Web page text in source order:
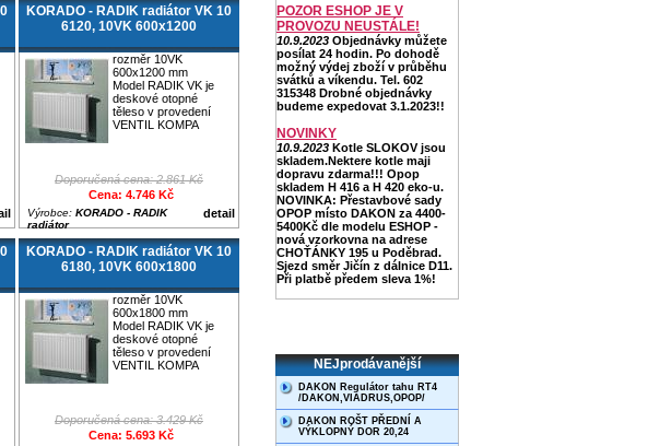
KORADO - RADIK radiátor VK 10
6120, 10VK 600x1200
rozměr 10VK
600x1200 mm
Model RADIK VK je
deskové otopné
těleso v provedení
VENTIL KOMPA
Doporučená cena: 2.861 Kč
Cena: 4.746 Kč
detail
Výrobce: KORADO - RADIK
radiátor
KORADO - RADIK radiátor VK 10
6180, 10VK 600x1800
rozměr 10VK
600x1800 mm
Model RADIK VK je
deskové otopné
těleso v provedení
VENTIL KOMPA
Doporučená cena: 3.429 Kč
Cena: 5.693 Kč
POZOR ESHOP JE V
PROVOZU NEUSTÁLE!
10.9.2023 Objednávky můžete
posílat 24 hodin. Po dohodě
možný výdej zboží v průběhu
svátků a víkendu. Tel. 602
315348 Drobné objednávky
budeme expedovat 3.1.2023!!
NOVINKY
10.9.2023 Kotle SLOKOV jsou
skladem.Nektere kotle maji
dopravu zdarma!!! Opop
skladem H 416 a H 420 eko-u.
NOVINKA: Přestavbové sady
OPOP místo DAKON za 4400-
5400Kč dle modelu ESHOP -
nová vzorkovna na adrese
CHOŤÁNKY 195 u Poděbrad.
Sjezd směr Jičín z dálnice D11.
Při platbě předem sleva 1%!
NEJprodávanější
DAKON Regulátor tahu RT4
/DAKON,VIADRUS,OPOP/
DAKON ROŠT PŘEDNÍ A
VÝKLOPNÝ DOR 20,24